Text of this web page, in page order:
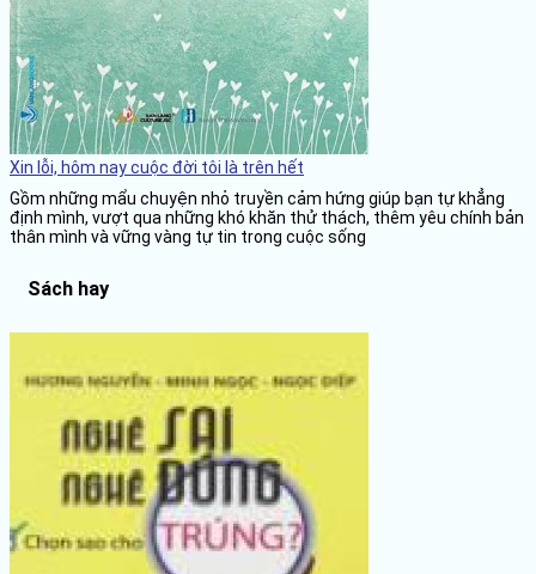
Xin lỗi, hôm nay cuộc đời tôi là trên hết
Gồm những mẩu chuyện nhỏ truyền cảm hứng giúp bạn tự khẳng
định mình, vượt qua những khó khăn thử thách, thêm yêu chính bản
thân mình và vững vàng tự tin trong cuộc sống
Sách hay